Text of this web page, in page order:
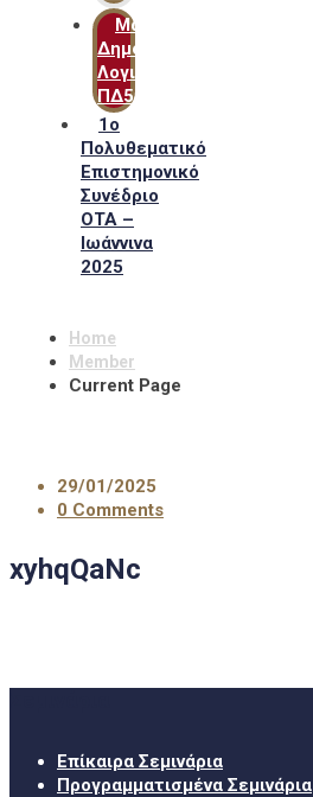
Μακροχρόνιο
Δημόσιο
Λογιστικό
ΠΔ54
1ο
Πολυθεματικό
Επιστημονικό
Συνέδριο
ΟΤΑ –
Ιωάννινα
2025
Home
Member
Current Page
29/01/2025
0 Comments
xyhqQaNc
Επίκαιρα Σεμινάρια
Προγραμματισμένα Σεμινάρια